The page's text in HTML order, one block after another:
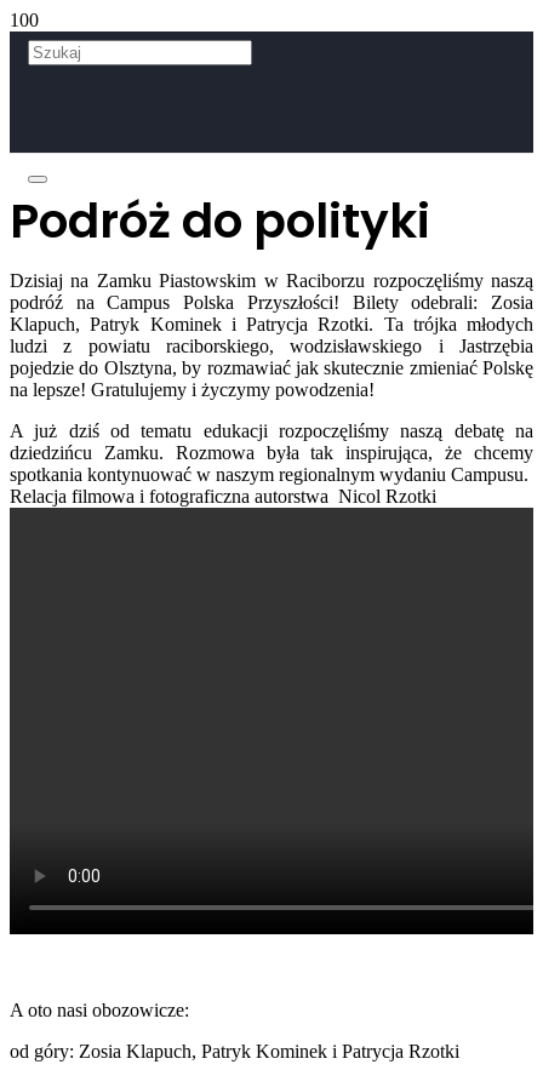
Podróż do polityki
Dzisiaj na Zamku Piastowskim w Raciborzu rozpoczęliśmy naszą
podróź na Campus Polska Przyszłości! Bilety odebrali: Zosia
Klapuch, Patryk Kominek i Patrycja Rzotki. Ta trójka młodych
ludzi z powiatu raciborskiego, wodzisławskiego i Jastrzębia
pojedzie do Olsztyna, by rozmawiać jak skutecznie zmieniać Polskę
na lepsze! Gratulujemy i życzymy powodzenia!
A już dziś od tematu edukacji rozpoczęliśmy naszą debatę na
dziedzińcu Zamku. Rozmowa była tak inspirująca, że chcemy
spotkania kontynuować w naszym regionalnym wydaniu Campusu.
Relacja filmowa i fotograficzna autorstwa Nicol Rzotki
A oto nasi obozowicze:
od góry: Zosia Klapuch, Patryk Kominek i Patrycja Rzotki